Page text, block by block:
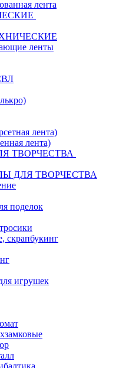
лента
ленты
лента)
лента)
ТВОРЧЕСТВА
ДЛЯ ТВОРЧЕСТВА
поделок
скрапбукинг
игрушек